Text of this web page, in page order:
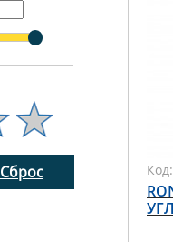
Сброс Код: